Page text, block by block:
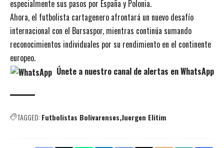
especialmente sus pasos por España y Polonia.
Ahora, el futbolista cartagenero afrontará un nuevo desafío
internacional con el Bursaspor, mientras continúa sumando
reconocimientos individuales por su rendimiento en el continente
europeo.
Únete a nuestro canal de alertas en WhatsApp
TAGGED:Futbolistas Bolivarenses Juergen Elitim